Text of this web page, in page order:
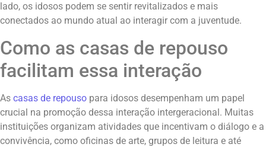
lado, os idosos podem se sentir revitalizados e mais
conectados ao mundo atual ao interagir com a juventude.
Como as casas de repouso
facilitam essa interação
As casas de repouso para idosos desempenham um papel
crucial na promoção dessa interação intergeracional. Muitas
instituições organizam atividades que incentivam o diálogo e a
convivência, como oficinas de arte, grupos de leitura e até